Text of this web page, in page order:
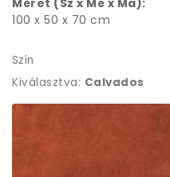
Méret (Sz x Mé x Ma):
100 x 50 x 70 cm
Szín
Kiválasztva: Calvados